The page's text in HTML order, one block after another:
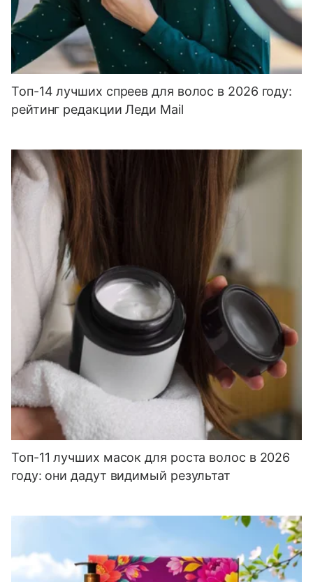
Топ-14 лучших спреев для волос в 2026 году:
рейтинг редакции Леди Mail
Топ-11 лучших масок для роста волос в 2026
году: они дадут видимый результат